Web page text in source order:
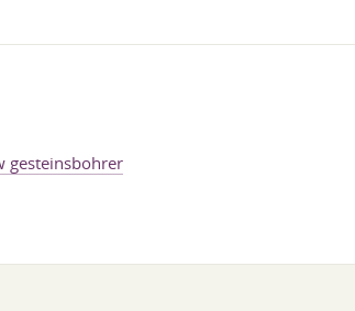
gesteinsbohrer